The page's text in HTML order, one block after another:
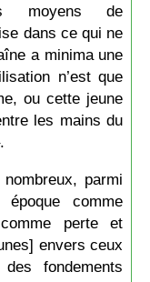
moyens de
dans ce qui ne
a minima une
n’est que
ou cette jeune
les mains du
parmi
comme
perte et
envers ceux
fondements